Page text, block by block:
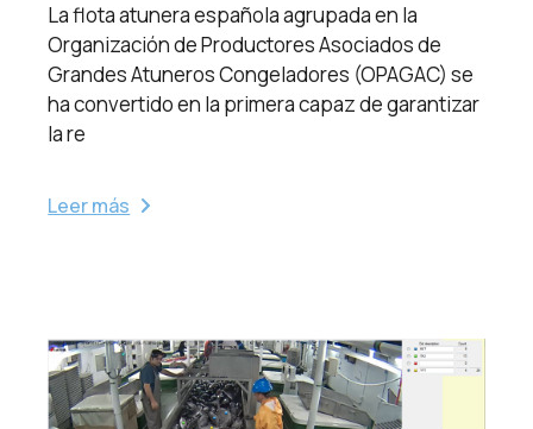
La flota atunera española agrupada en la
Organización de Productores Asociados de
Grandes Atuneros Congeladores (OPAGAC) se
ha convertido en la primera capaz de garantizar
la re
Leer más